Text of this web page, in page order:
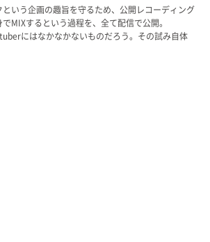
いう企画の趣旨を守るため、公開レコーディング
MIXするという過程を、全て配信で公開。
にはなかなかないものだろう。その試み自体